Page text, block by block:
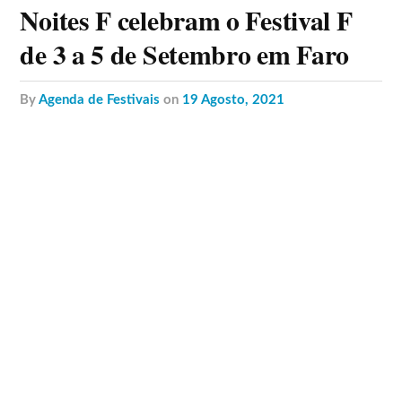
Noites F celebram o Festival F
de 3 a 5 de Setembro em Faro
byAgenda de Festivais on 19 Agosto, 2021